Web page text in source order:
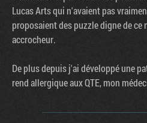
Lucas Arts qui n'avaient pas
proposaient des puzzle digne de ce
accrocheur.
De plus depuis j'ai développé une
rend allergique aux QTE, mon